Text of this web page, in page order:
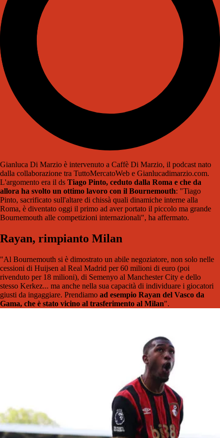
Gianluca Di Marzio è intervenuto a Caffè Di Marzio, il podcast nato
dalla collaborazione tra TuttoMercatoWeb e Gianlucadimarzio.com.
L'argomento era il ds Tiago Pinto, ceduto dalla Roma e che da
allora ha svolto un ottimo lavoro con il Bournemouth: "Tiago
Pinto, sacrificato sull'altare di chissà quali dinamiche interne alla
Roma, è diventato oggi il primo ad aver portato il piccolo ma grande
Bournemouth alle competizioni internazionali", ha affermato.
Rayan, rimpianto Milan
"Al Bournemouth si è dimostrato un abile negoziatore, non solo nelle
cessioni di Huijsen al Real Madrid per 60 milioni di euro (poi
rivenduto per 18 milioni), di Semenyo al Manchester City e dello
stesso Kerkez... ma anche nella sua capacità di individuare i giocatori
giusti da ingaggiare. Prendiamo ad esempio Rayan del Vasco da
Gama, che è stato vicino al trasferimento al Milan".